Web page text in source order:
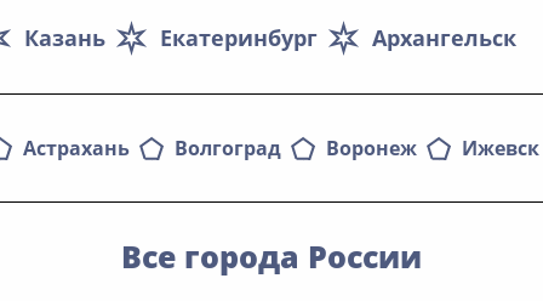
Архангельск
Екатеринбург
Казань
Астрахань Волгоград Воронеж Ижевск
Все города России